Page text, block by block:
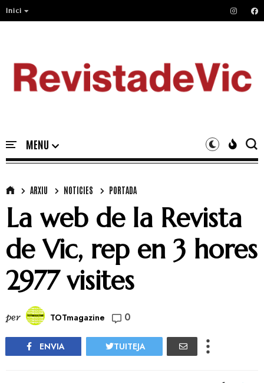
Inici
ARXIU NOTICIES PORTADA
La web de la Revista
de Vic, rep en 3 hores
2977 visites
per TOTmagazine 0
ENVIA TUITEJA